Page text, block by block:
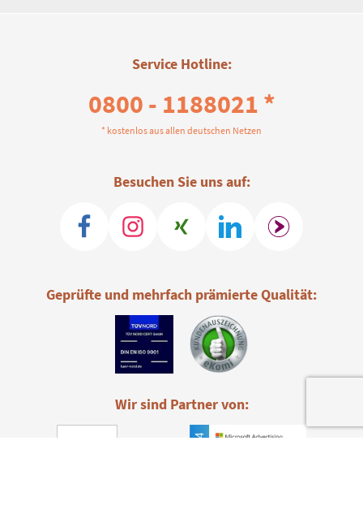
Service Hotline:
0800 - 1188021 *
* kostenlos aus allen deutschen Netzen
Besuchen Sie uns auf:
Geprüfte und mehrfach prämierte Qualität:
Wir sind Partner von: